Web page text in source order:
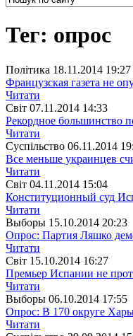
Тег: опрос
Полiтика 18.11.2014 19:27
Французская газета не
Читати
Свiт 07.11.2014 14:33
Рекордное большинство
Читати
Суспiльство 06.11.2014
Все меньше украинцев
Читати
Свiт 04.11.2014 15:04
Конституционный суд
Читати
Выборы 15.10.2014 20:23
Опрос: Партия Ляшко
Читати
Свiт 15.10.2014 16:27
Премьер Испании не
Читати
Выборы 06.10.2014 17:55
Опрос: В 170 округе
Читати